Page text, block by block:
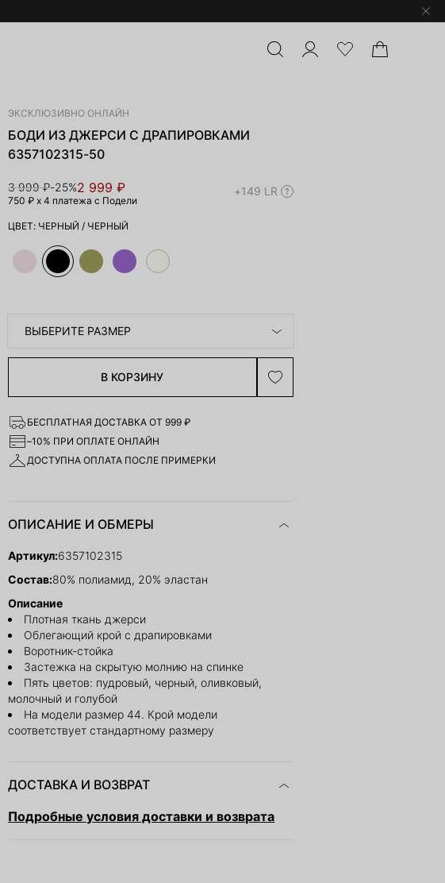
ЭКСКЛЮЗИВНО ОНЛАЙН
БОДИ ИЗ ДЖЕРСИ С ДРАПИРОВКАМИ
6357102315-50
3 999 ₽-25%2 999 ₽
750 ₽ x 4 платежа с Подели
+149 LR
ЦВЕТ: ЧЕРНЫЙ / ЧЕРНЫЙ
ВЫБЕРИТЕ РАЗМЕР
В КОРЗИНУ
БЕСПЛАТНАЯ ДОСТАВКА ОТ 999 ₽
–10% ПРИ ОПЛАТЕ ОНЛАЙН
ДОСТУПНА ОПЛАТА ПОСЛЕ ПРИМЕРКИ
ОПИСАНИЕ И ОБМЕРЫ
Артикул:6357102315
Состав:80% полиамид, 20% эластан
Описание
Плотная ткань джерси
Облегающий крой с драпировками
Воротник-стойка
Застежка на скрытую молнию на спинке
Пять цветов: пудровый, черный, оливковый,
молочный и голубой
На модели размер 44. Крой модели
соответствует стандартному размеру
ДОСТАВКА И ВОЗВРАТ
Подробные условия доставки и возврата